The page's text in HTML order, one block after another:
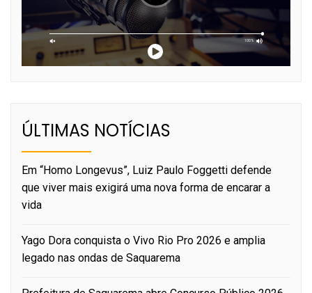
ÚLTIMAS NOTÍCIAS
Em “Homo Longevus”, Luiz Paulo Foggetti defende
que viver mais exigirá uma nova forma de encarar a
vida
Yago Dora conquista o Vivo Rio Pro 2026 e amplia
legado nas ondas de Saquarema